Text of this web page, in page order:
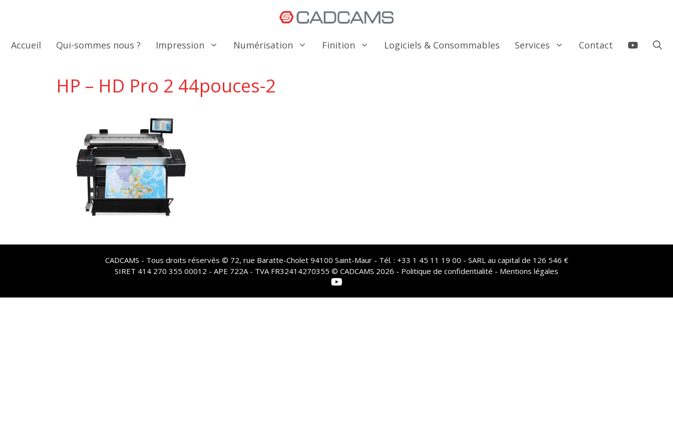
Accueil Qui-sommes nous ? Impression Numérisation Finition Logiciels & Consommables Services Contact
HP – HD Pro 2 44pouces-2
CADCAMS - Tous droits réservés © 72, rue Baratte-Cholet 94100 Saint-Maur - Tél. : +33 1 45 11 19 00 - SARL au capital de 126 546 €
SIRET 414 270 355 00012 - APE 722A - TVA FR32414270355 © CADCAMS 2026 - Politique de confidentialité - Mentions légales